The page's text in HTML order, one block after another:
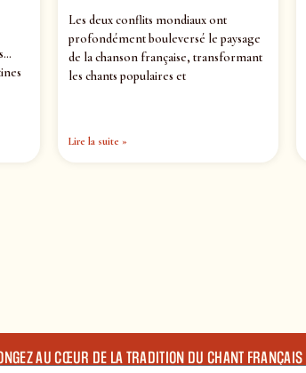
Les deux conflits mondiaux ont
profondément bouleversé le paysage
de la chanson française, transformant
les chants populaires et
Lire la suite »
AU CŒUR DE LA TRADITION DU CHANT FRANÇAIS